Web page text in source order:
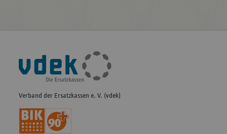
Fußleisten-
Navigation
Verband der Ersatzkassen e. V. (vdek)